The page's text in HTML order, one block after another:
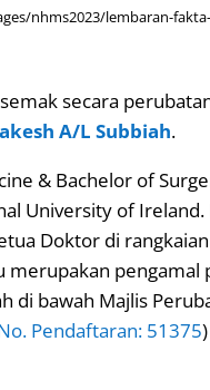
nhms2023/lembaran-
secara
A/L Subbiah.
& Bachelor of
University of Ireland.
Doktor di
merupakan pengamal
di bawah Majlis
Pendaftaran: 51375)